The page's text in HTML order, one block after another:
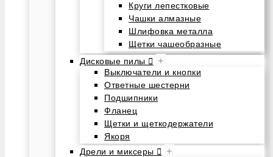
Круги лепестковые
Чашки алмазные
Шлифовка металла
Щетки чашеобразные
Дисковые пилы
+
Выключатели и кнопки
Ответные шестерни
Подшипники
Фланец
Щетки и щеткодержатели
Якоря
Дрели и миксеры
+